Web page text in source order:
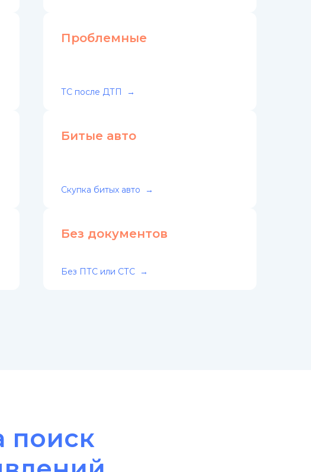
Проблемные
ТС после ДТП
Битые авто
Скупка битых авто
Без документов
Без ПТС или СТС
поиск